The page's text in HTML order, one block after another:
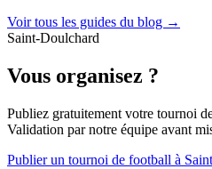
Voir tous les guides du blog →
Saint-Doulchard
Vous organisez ?
Publiez gratuitement votre tournoi
Validation par notre équipe avant
Publier un tournoi de football à